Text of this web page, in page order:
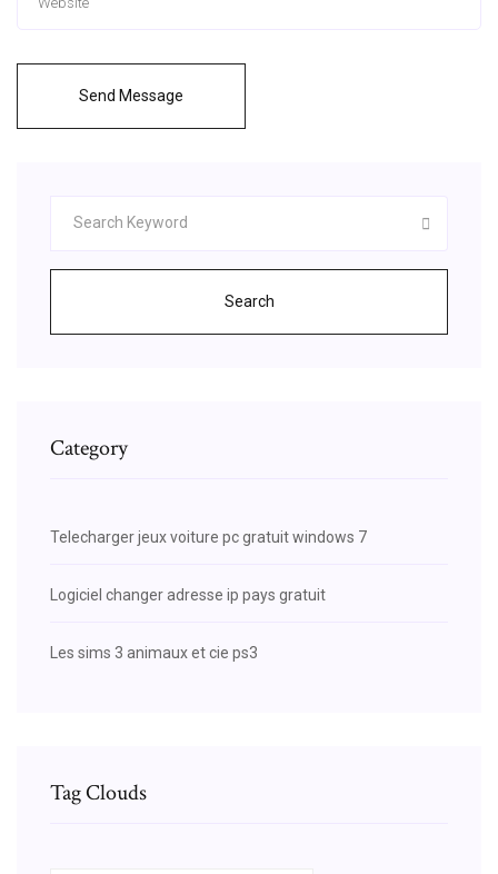
Send Message
Search
Category
Telecharger jeux voiture pc gratuit windows 7
Logiciel changer adresse ip pays gratuit
Les sims 3 animaux et cie ps3
Tag Clouds